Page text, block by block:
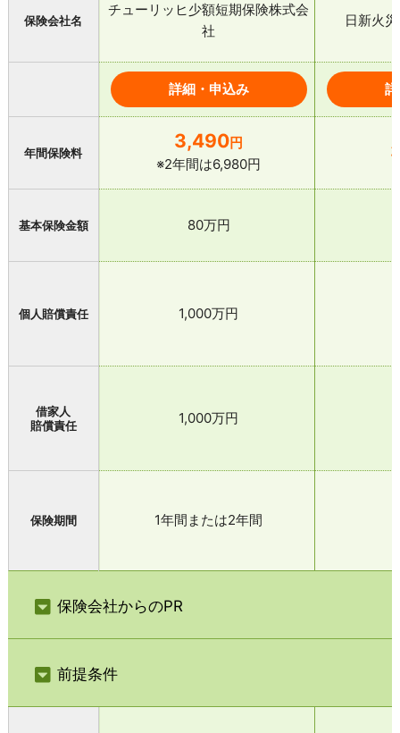
保険会社名
チューリッヒ少額短期保険株式会
社
日新火
詳細・申込み
年間保険料
3,490円
※2年間は6,980円
基本保険金額 80万円
個人賠償責任 1,000万円
借家人
賠償責任
1,000万円
保険期間 1年間または2年間
保険会社からのPR
前提条件